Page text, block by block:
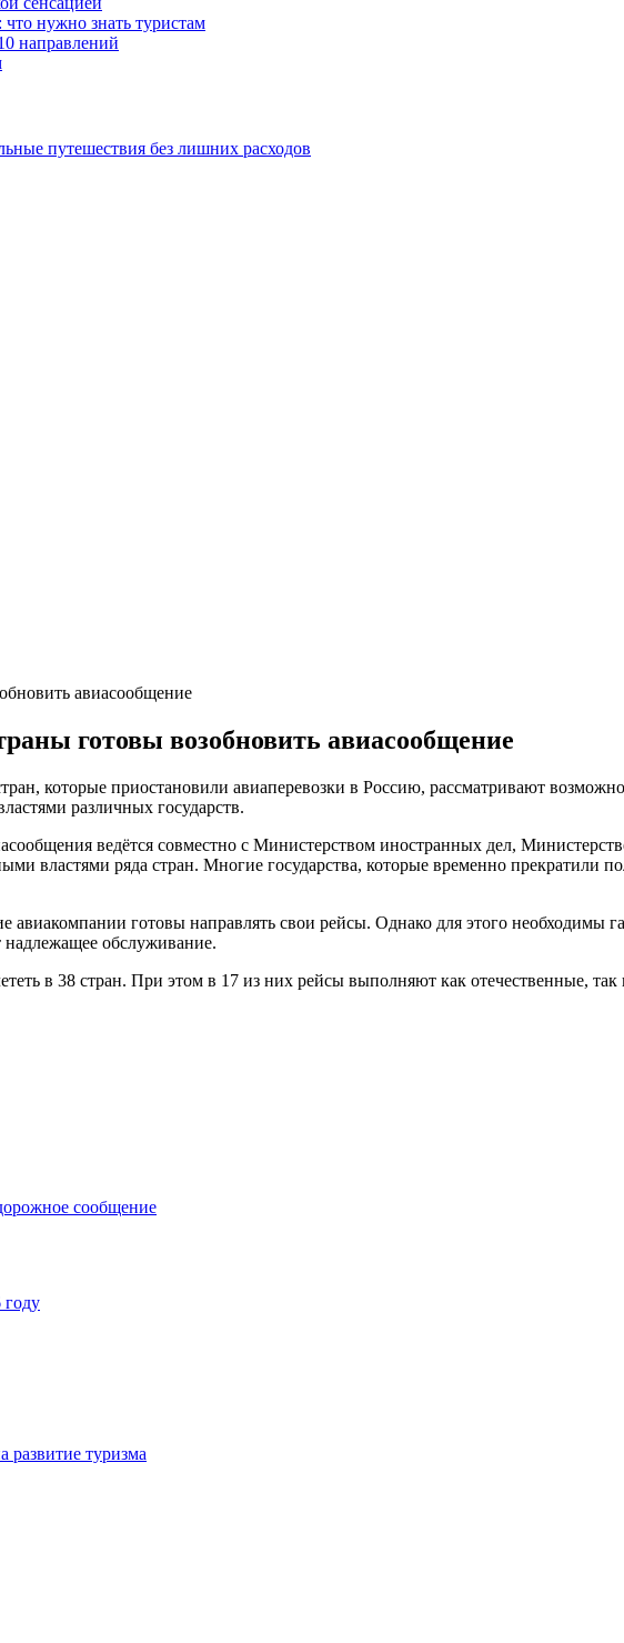
нужно знать туристам
направлений
путешествия без лишних расходов
авиасообщение
готовы возобновить авиасообщение
которые приостановили авиаперевозки в Россию, рассматривают
различных государств.
ведётся совместно с Министерством иностранных дел,
властями ряда стран. Многие государства, которые временно прекратили
авиакомпании готовы направлять свои рейсы. Однако для этого необходимы
надлежащее обслуживание.
в 38 стран. При этом в 17 из них рейсы выполняют как отечественные,
сообщение
туризма